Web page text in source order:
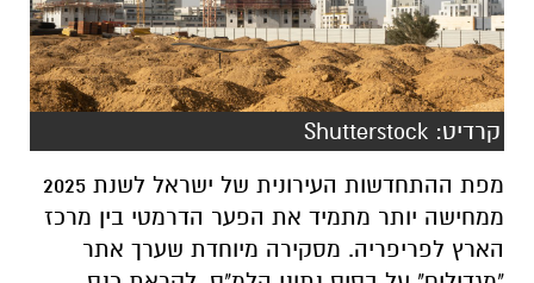
קרדיט: Shutterstock
מפת ההתחדשות העירונית של ישראל לשנת 2025
ממחישה יותר מתמיד את הפער הדרמטי בין מרכז
הארץ לפריפריה. מסקירה מיוחדת שערך אתר
הנדל"ן השנתי שייערך ב-7 ביוני במרכז הכנסים
לאגו בראשון לציון, עולה כי בעוד ערי המרכז
רושמות זינוק בבניית פרויקטים של פינוי-בינוי